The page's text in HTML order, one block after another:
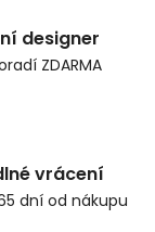
designer
ZDARMA
vrácení
dní od nákupu